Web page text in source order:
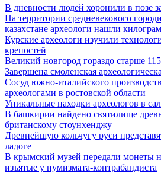
В дневности людей хоронили в позе
На территории средневекового
казахстане археологи нашли
Курские археологи изучили
крепостей
Великий новгород гораздо старше
Завершена смоленская
Сосуд южно-италийского
археологами в ростовской области
Уникальные находки археологов в
В башкирии найдено святилище
британскому стоунхенджу
Древнейшую кольчугу руси
ладоге
В крымский музей передали монеты
изъятые у нумизмата-контрабандиста